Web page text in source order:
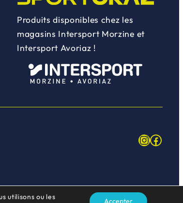
Produits disponibles chez les
magasins Intersport Morzine et
Intersport Avoriaz !
utilisons ou les
Accepter